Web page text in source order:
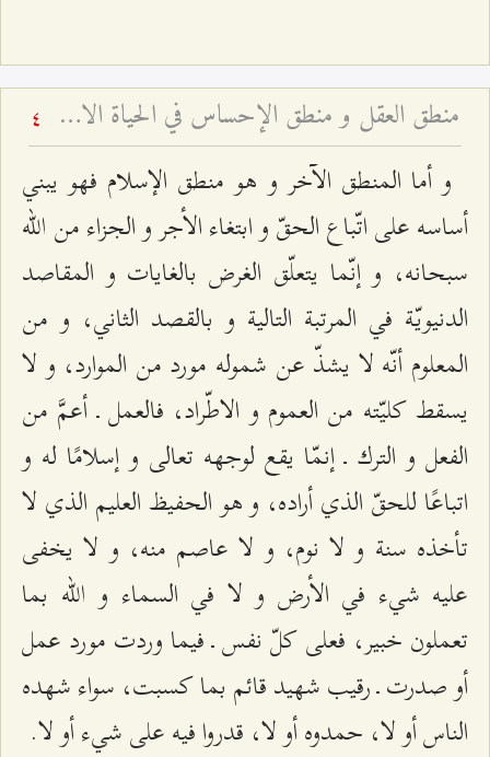
منطق العقل و منطق الإحساس في الحياة الاجتماعيّة - النفع العابر والنفع الباقي 4
و أما المنطق الآخر و هو منطق الإسلام فهو يبني
أساسه على اتّباع الحقّ و ابتغاء الأجر و الجزاء من الله
سبحانه، و إنّما يتعلّق الغرض بالغايات و المقاصد
الدنيويّة في المرتبة التالية و بالقصد الثاني، و من
المعلوم أنّه لا يشذّ عن شموله مورد من الموارد، و لا
يسقط كليّته من العموم و الاطّراد، فالعمل ـ أعمَّ من
الفعل و الترك ـ إنمّا يقع لوجهه تعالى و إسلامًا له و
اتباعًا للحقّ الذي أراده، و هو الحفيظ العليم الذي لا
تأخذه سنة و لا نوم، و لا عاصم منه، و لا يخفى
عليه شي‌ء في الأرض و لا في السماء و الله بما
تعملون خبير، فعلى كلّ نفس ـ فيما وردت مورد عمل
أو صدرت ـ رقيب شهيد قائم بما كسبت، سواء شهده
الناس أو لا، حمدوه أو لا، قدروا فيه على شي‌ء أو لا.